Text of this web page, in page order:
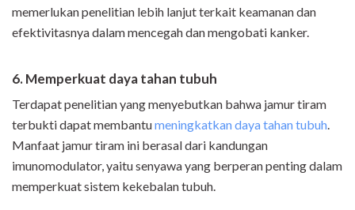
memerlukan penelitian lebih lanjut terkait keamanan dan
efektivitasnya dalam mencegah dan mengobati kanker.
6. Memperkuat daya tahan tubuh
Terdapat penelitian yang menyebutkan bahwa jamur tiram
terbukti dapat membantumeningkatkan daya tahan tubuh.
Manfaat jamur tiram ini berasal dari kandungan
imunomodulator, yaitu senyawa yang berperan penting dalam
memperkuat sistem kekebalan tubuh.